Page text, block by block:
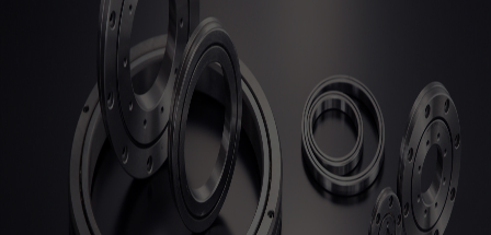
Контакты